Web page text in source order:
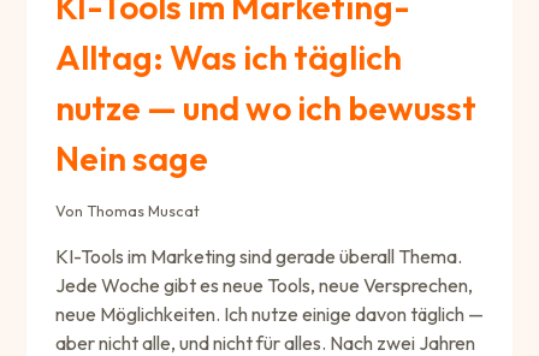
Alltag: Was ich täglich
nutze — und wo ich bewusst
Nein sage
Von Thomas Muscat
KI-Tools im Marketing sind gerade überall Thema.
Jede Woche gibt es neue Tools, neue Versprechen,
neue Möglichkeiten. Ich nutze einige davon täglich —
aber nicht alle, und nicht für alles. Nach zwei Jahren